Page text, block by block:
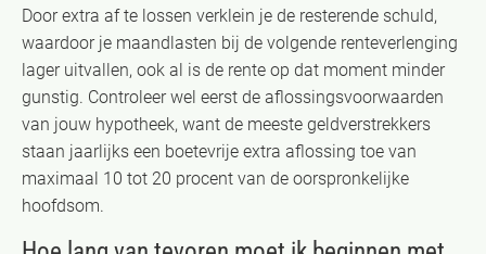
Door extra af te lossen verklein je de resterende schuld,
waardoor je maandlasten bij de volgende renteverlenging
lager uitvallen, ook al is de rente op dat moment minder
gunstig. Controleer wel eerst de aflossingsvoorwaarden
van jouw hypotheek, want de meeste geldverstrekkers
staan jaarlijks een boetevrije extra aflossing toe van
maximaal 10 tot 20 procent van de oorspronkelijke
hoofdsom.